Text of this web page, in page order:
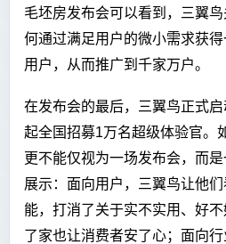
毛坯房发布会可以看到，三翼
何通过满足用户的微小需求获
用户，从而推广到千家万户。
在发布会的最后，三翼鸟正式启
起全国招募1万名超级体验官。
更不能仅视为一场发布会，而
展示：面向用户，三翼鸟让他
能，打消了关于实不实用、好
了家也让消费者安了心；面向